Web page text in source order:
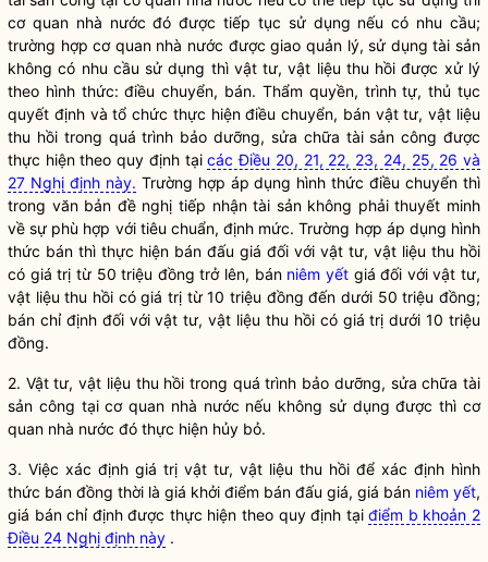
cơ quan nhà nước đó được tiếp tục sử dụng nếu có nhu cầu;
trường hợp cơ quan nhà nước được giao quản lý, sử dụng tài sản
không có nhu cầu sử dụng thì vật tư, vật liệu thu hồi được xử lý
theo hình thức: điều chuyển, bán. Thẩm quyền, trình tự, thủ tục
quyết định và tổ chức thực hiện điều chuyển, bán vật tư, vật liệu
thu hồi trong quá trình bảo dưỡng, sửa chữa tài sản công được
thực hiện theo quy định tạicác Điều 20, 21, 22, 23, 24, 25, 26 và
27 Nghị định này. Trường hợp áp dụng hình thức điều chuyển thì
trong văn bản đề nghị tiếp nhận tài sản không phải thuyết minh
về sự phù hợp với tiêu chuẩn, định mức. Trường hợp áp dụng hình
thức bán thì thực hiện bán đấu giá đối với vật tư, vật liệu thu hồi
có giá trị từ 50 triệu đồng trở lên, bán niêm yếtgiá đối với vật tư,
vật liệu thu hồi có giá trị từ 10 triệu đồng đến dưới 50 triệu đồng;
bán chỉ định đối với vật tư, vật liệu thu hồi có giá trị dưới 10 triệu
đồng.
2. Vật tư, vật liệu thu hồi trong quá trình bảo dưỡng, sửa chữa tài
sản công tại cơ quan nhà nước nếu không sử dụng được thì cơ
quan nhà nước đó thực hiện hủy bỏ.
3. Việc xác định giá trị vật tư, vật liệu thu hồi để xác định hình
thức bán đồng thời là giá khởi điểm bán đấu giá, giá bán niêm yết,
giá bán chỉ định được thực hiện theo quy định tạiđiểm b khoản 2
Điều 24 Nghị định này .